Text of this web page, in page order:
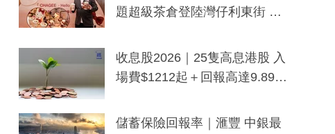
題超級茶倉登陸灣仔利東街 推
y及香港限定特調系列
收息股2026｜25隻高息港股 入
場費$1212起＋回報高達9.89
儲蓄保險回報率｜滙豐 中銀最